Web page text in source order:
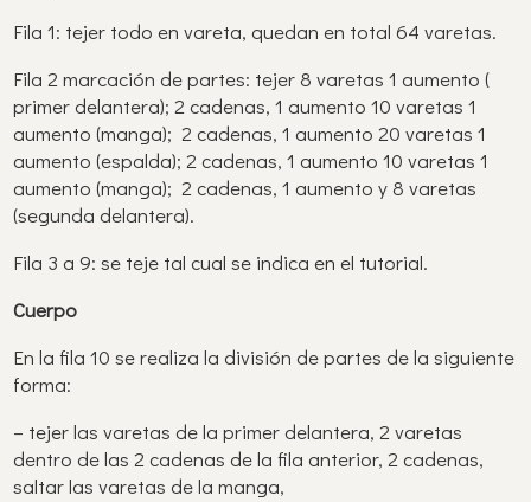
Fila 1: tejer todo en vareta, quedan en total 64 varetas.
Fila 2 marcación de partes: tejer 8 varetas 1 aumento (
primer delantera); 2 cadenas, 1 aumento 10 varetas 1
aumento (manga); 2 cadenas, 1 aumento 20 varetas 1
aumento (espalda); 2 cadenas, 1 aumento 10 varetas 1
aumento (manga); 2 cadenas, 1 aumento y 8 varetas
(segunda delantera).
Fila 3 a 9: se teje tal cual se indica en el tutorial.
Cuerpo
En la fila 10 se realiza la división de partes de la siguiente
forma:
– tejer las varetas de la primer delantera, 2 varetas
dentro de las 2 cadenas de la fila anterior, 2 cadenas,
saltar las varetas de la manga,